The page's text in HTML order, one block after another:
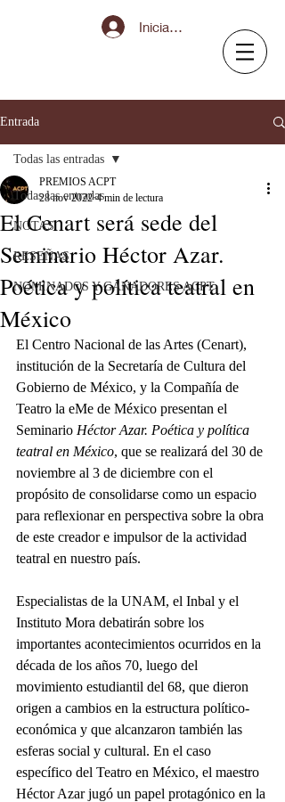
Iniciar sesión
Entrada
Todas las entradas
NOTAS
RESEÑAS
NOMINADOS Y GANADORES ACPT
Todas las entradas
El Cenart será sede del
Seminario Héctor Azar.
Poética y política teatral en
México
PREMIOS ACPT
28 nov 2022 4 min de lectura
El Centro Nacional de las Artes (Cenart),
institución de la Secretaría de Cultura del
Gobierno de México, y la Compañía de
Teatro la eMe de México presentan el
Seminario Héctor Azar. Poética y política
teatral en México, que se realizará del 30 de
noviembre al 3 de diciembre con el
propósito de consolidarse como un espacio
para reflexionar en perspectiva sobre la obra
de este creador e impulsor de la actividad
teatral en nuestro país.
Especialistas de la UNAM, el Inbal y el
Instituto Mora debatirán sobre los
importantes acontecimientos ocurridos en la
década de los años 70, luego del
movimiento estudiantil del 68, que dieron
origen a cambios en la estructura político-
económica y que alcanzaron también las
esferas social y cultural. En el caso
específico del Teatro en México, el maestro
Héctor Azar jugó un papel protagónico en la